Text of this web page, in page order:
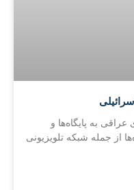
به پایگاه‌ها و
از جمله شبکه تلویزیونی